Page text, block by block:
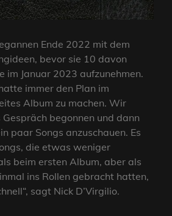
Ende 2022 mit dem
bevor sie 10 davon
im Januar 2023 aufzunehmen.
immer den Plan im
Album zu machen. Wir
begonnen und dann
paar Songs anzuschauen. Es
die etwas weniger
beim ersten Album, aber als
ins Rollen gebracht hatten,
sagt Nick D’Virgilio.